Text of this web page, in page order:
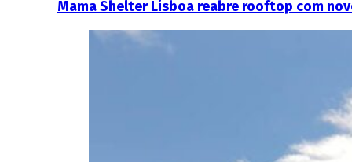
Mama Shelter Lisboa reabre rooftop com